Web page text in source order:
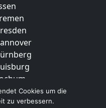
Cookies um die
zu verbessern.